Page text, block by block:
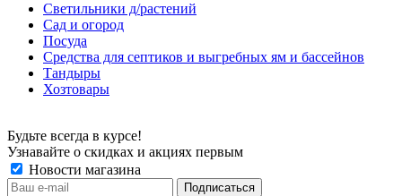
Светильники д/растений
Сад и огород
Посуда
Средства для септиков и выгребных ям и бассейнов
Тандыры
Хозтовары
Будьте всегда в курсе!
Узнавайте о скидках и акциях первым
Новости магазина